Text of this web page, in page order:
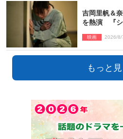
吉岡里帆＆
を熱演 『シ
映画 2026/8/
もっと